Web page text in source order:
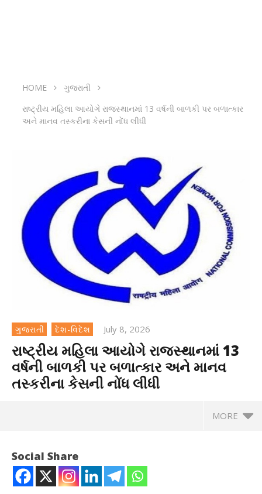
HOME
ગુજરાતી
રાષ્ટ્રીય મહિલા આયોગે રાજસ્થાનમાં 13 વર્ષની બાળકી પર બળાત્કાર
અને માનવ તસ્કરીના કેસની નોંધ લીધી
ગુજરાતી દેશ-વિદેશ July 8, 2026
રાષ્ટ્રીય મહિલા આયોગે રાજસ્થાનમાં 13
વર્ષની બાળકી પર બળાત્કાર અને માનવ
તસ્કરીના કેસની નોંધ લીધી
MORE
Social Share